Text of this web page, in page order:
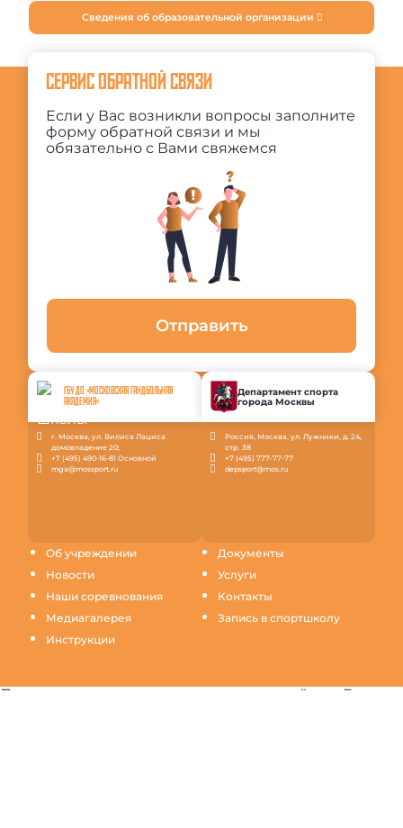
Сведения об образовательной организации
Об учреждении
Новости
Наши соревнования
Медиагалерея
Инструкции
Документы
Услуги
Контакты
Запись в спортшколу
СЕРВИС ОБРАТНОЙ СВЯЗИ
Если у Вас возникли вопросы заполните
форму обратной связи и мы
обязательно с Вами свяжемся
Отправить
ГБУ ДО «МОСКОВСКАЯ ГАНДБОЛЬНАЯ
АКАДЕМИЯ»
г. Москва, ул. Вилиса Лациса
домовладение 20;
+7 (495) 490-16-81 Основной
mga@mossport.ru
Департамент спорта
города Москвы
Россия, Москва, ул. Лужники, д. 24,
стр. 38
+7 (495) 777-77-77
depsport@mos.ru
Продолжая пользование настоящим сайтом, Вы